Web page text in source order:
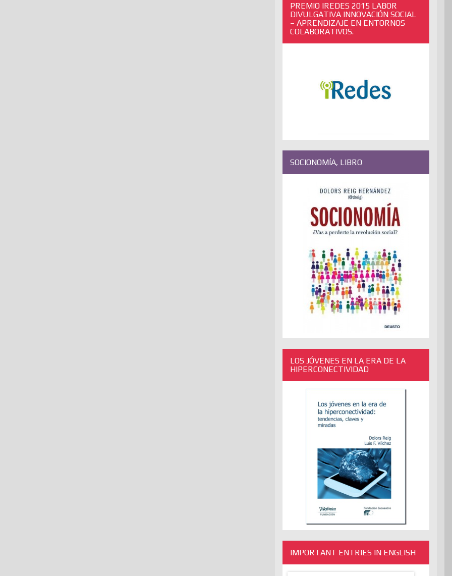
PREMIO IREDES 2015 LABOR
DIVULGATIVA INNOVACIÓN SOCIAL
– APRENDIZAJE EN ENTORNOS
COLABORATIVOS.
SOCIONOMÍA, LIBRO
LOS JÓVENES EN LA ERA DE LA
HIPERCONECTIVIDAD
IMPORTANT ENTRIES IN ENGLISH